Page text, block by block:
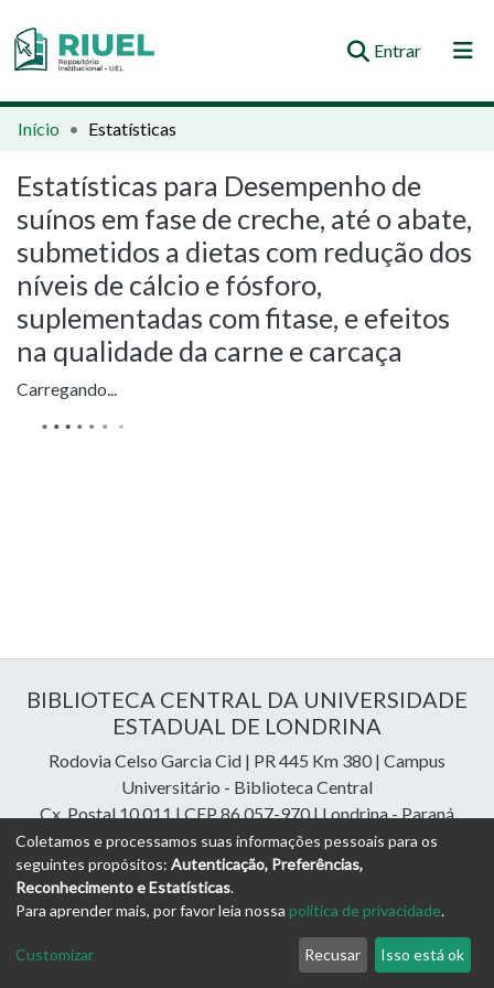
Entrar(current)
Orientações e Normas
Busca no Repositório
Início Estatísticas
Estatísticas para Desempenho de
suínos em fase de creche, até o abate,
submetidos a dietas com redução dos
níveis de cálcio e fósforo,
suplementadas com fitase, e efeitos
na qualidade da carne e carcaça
Carregando...
BIBLIOTECA CENTRAL DA UNIVERSIDADE
ESTADUAL DE LONDRINA
Rodovia Celso Garcia Cid | PR 445 Km 380 | Campus
Universitário - Biblioteca Central
Cx. Postal 10.011 | CEP 86.057-970 | Londrina - Paraná
Contatos: e-mail:riuel@uel.br| fone: 43 3371-4409
DSpace Cloud Softwarecopyright © 2023-2026
Libraries Assessoria e Consultoria
Configurações de
Termos
de Uso
Enviar uma
Sugestão
Coletamos e processamos suas informações pessoais para os
seguintes propósitos: Autenticação, Preferências,
Reconhecimento e Estatísticas.
Para aprender mais, por favor leia nossa política de privacidade.
Customizar Recusar Isso está ok